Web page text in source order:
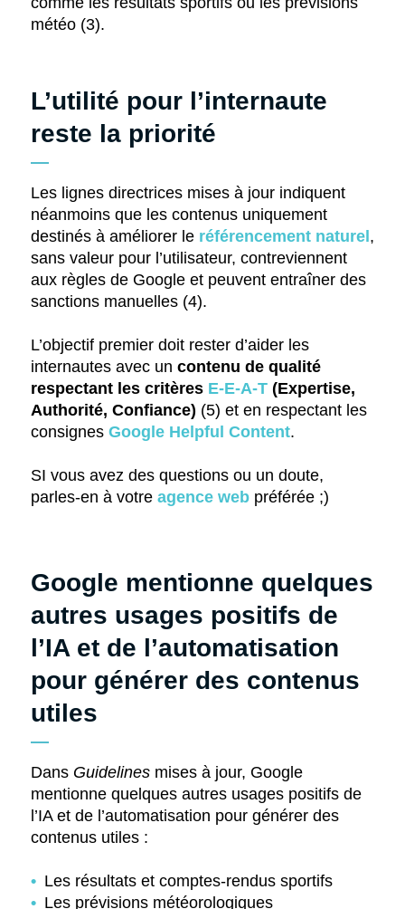
météo (3).
L’utilité pour l’internaute
reste la priorité
Les lignes directrices mises à jour indiquent
néanmoins que les contenus uniquement
destinés à améliorer le référencement naturel ,
sans valeur pour l’utilisateur, contreviennent
aux règles de Google et peuvent entraîner des
sanctions manuelles (4).
L’objectif premier doit rester d’aider les
internautes avec un contenu de qualité
respectant les critères E-E-A-T(Expertise,
Authorité, Confiance) (5) et en respectant les
consignes Google Helpful Content.
SI vous avez des questions ou un doute,
parles-en à votre agence webpréférée ;)
Google mentionne quelques
autres usages positifs de
l’IA et de l’automatisation
pour générer des contenus
utiles
Dans Guidelinesmises à jour, Google
mentionne quelques autres usages positifs de
l’IA et de l’automatisation pour générer des
contenus utiles :
Les résultats et comptes-rendus sportifs
Les prévisions météorologiques